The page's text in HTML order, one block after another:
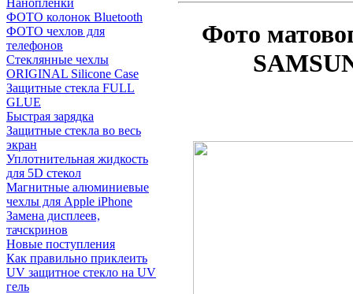
Нанопленки
ФОТО колонок Bluetooth
ФOTO чехлов для
телефонов
Стеклянные чехлы
ORIGINAL Silicone Case
Защитные стекла FULL
GLUE
Быстрая зарядка
Защитные стекла во весь
экран
Уплотнительная жидкость
для 5D стекол
Магнитные алюминиевые
чехлы для Apple iPhone
Замена дисплеев,
тачскринов
Новые поступления
Как правильно приклеить
UV защитное стекло на UV
гель
Фото